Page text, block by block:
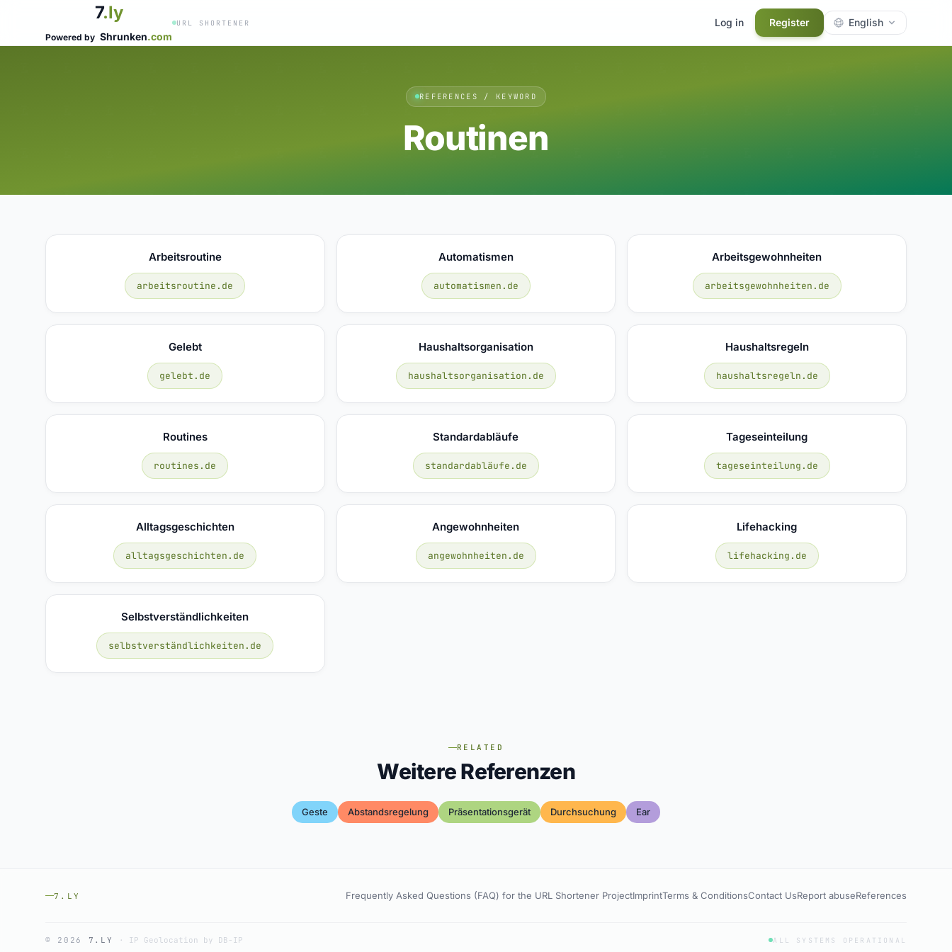
7.ly
Powered by Shrunken.com
URL SHORTENER Log in Register English
REFERENCES / KEYWORD
Routinen
Arbeitsroutine
arbeitsroutine.de
Automatismen
automatismen.de
Arbeitsgewohnheiten
arbeitsgewohnheiten.de
Gelebt
gelebt.de
Haushaltsorganisation
haushaltsorganisation.de
Haushaltsregeln
haushaltsregeln.de
Routines
routines.de
Standardabläufe
standardabläufe.de
Tageseinteilung
tageseinteilung.de
Alltagsgeschichten
alltagsgeschichten.de
Angewohnheiten
angewohnheiten.de
Lifehacking
lifehacking.de
Selbstverständlichkeiten
selbstverständlichkeiten.de
RELATED
Weitere Referenzen
Geste Abstandsregelung Präsentationsgerät Durchsuchung Ear
7.LY Frequently Asked Questions (FAQ) for the URL Shortener ProjectImprintTerms & ConditionsContact UsReport abuseReferences
© 2026 7.LY · IP Geolocation by DB-IP ALL SYSTEMS OPERATIONAL